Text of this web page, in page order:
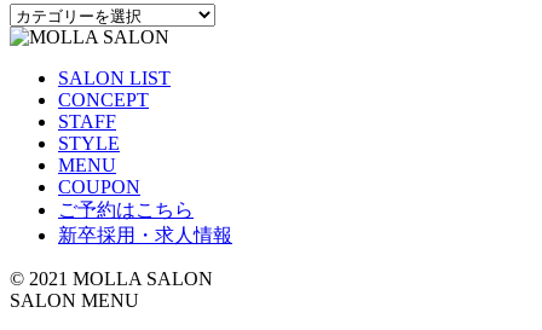
カ
テ
SALON LIST
CONCEPT
STAFF
STYLE
MENU
COUPON
ご予約はこちら
新卒採用・求人情報
© 2021 MOLLA SALON
SALON MENU